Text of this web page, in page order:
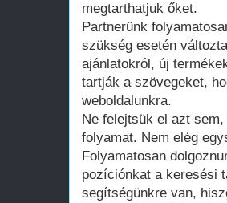
megtarthatjuk őket.
Partnerünk
szükség esetén
ajánlatokról, új
tartják a szövegeket,
weboldalunkra.
Ne felejtsük el azt
folyamat. Nem elég
Folyamatosan
pozíciónkat a keresési
segítségünkre van,